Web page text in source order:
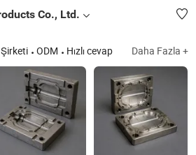
Co., Ltd.
ODM Hızlı cevap Daha Fazla +